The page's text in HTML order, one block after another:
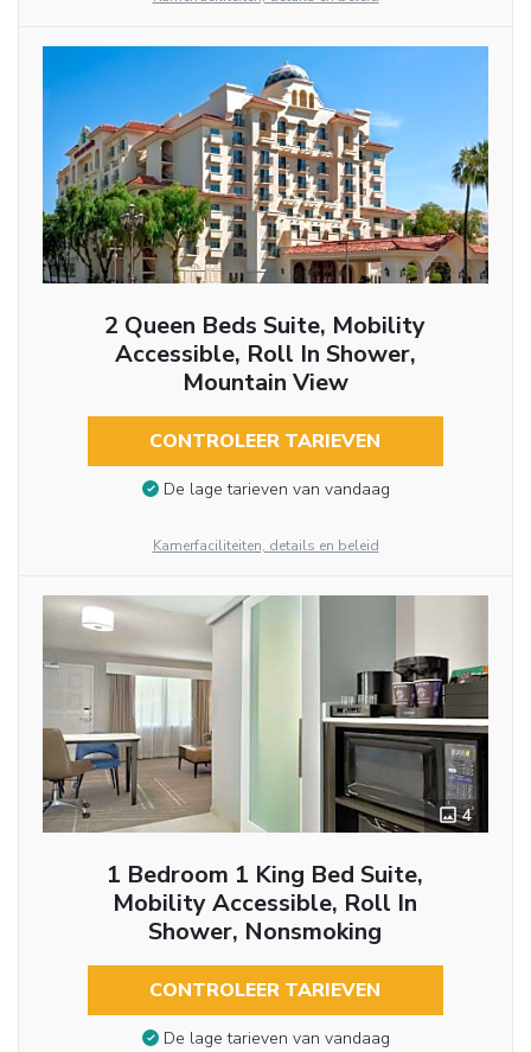
2 Queen Beds Suite, Mobility
Accessible, Roll In Shower,
Mountain View
CONTROLEER TARIEVEN
De lage tarieven van vandaag
Kamerfaciliteiten, details en beleid
4
1 Bedroom 1 King Bed Suite,
Mobility Accessible, Roll In
Shower, Nonsmoking
CONTROLEER TARIEVEN
De lage tarieven van vandaag